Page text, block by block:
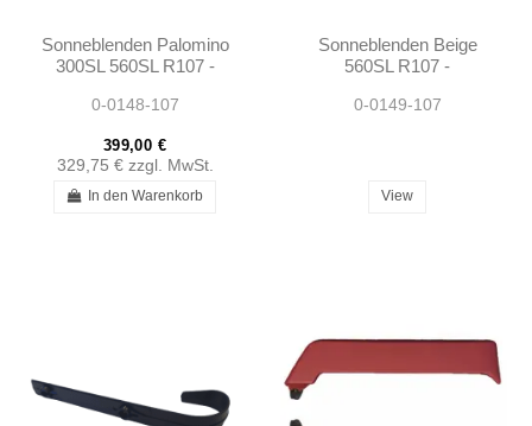
Sonneblenden Palomino
300SL 560SL R107 -
0-0148-107
399,00 €
329,75 € zzgl. MwSt.
In den Warenkorb
Sonneblenden Beige
560SL R107 -
0-0149-107
View